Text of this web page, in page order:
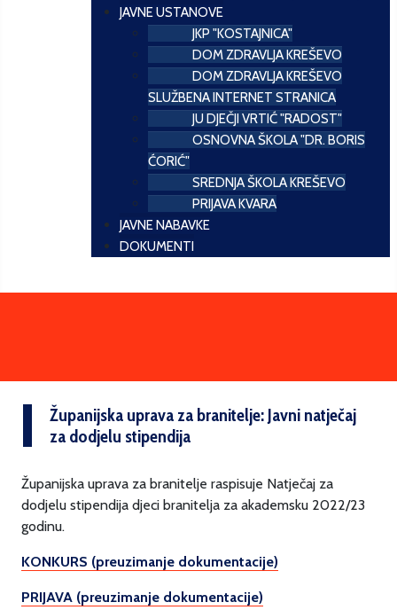
JAVNE USTANOVE
JKP "KOSTAJNICA"
DOM ZDRAVLJA KREŠEVO
DOM ZDRAVLJA KREŠEVO
SLUŽBENA INTERNET STRANICA
JU DJEČJI VRTIĆ "RADOST"
OSNOVNA ŠKOLA "DR. BORIS
ĆORIĆ"
SREDNJA ŠKOLA KREŠEVO
PRIJAVA KVARA
JAVNE NABAVKE
DOKUMENTI
Županijska uprava za branitelje: Javni natječaj
za dodjelu stipendija
Županijska uprava za branitelje raspisuje Natječaj za
dodjelu stipendija djeci branitelja za akademsku 2022/23
godinu.
KONKURS (preuzimanje dokumentacije)
PRIJAVA (preuzimanje dokumentacije)